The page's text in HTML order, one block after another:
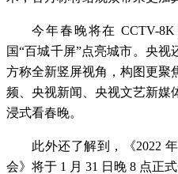
今年春晚将在 CCTV-
国“百城千屏”点亮城市。央视
方称全新竖屏视角，构图更聚
频、央视新闻、央视文艺新媒
浸式看春晚。
此外还了解到，《2022
会》将于 1 月 31 日晚 8 点正式